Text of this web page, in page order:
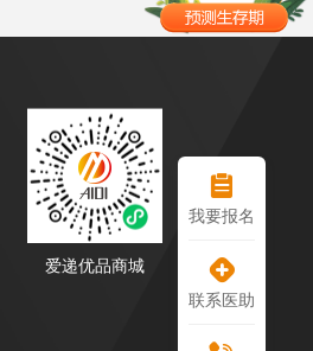
爱递优品商城
我要报名
联系医助